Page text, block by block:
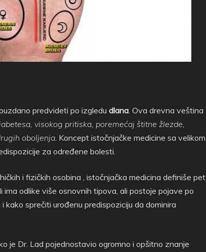
predvideti po izgledu dlana. Ova drevna veština
visokog pritiska, poremećaj štitne žlezde,
oboljenja. Koncept istočnjačke medicine sa velikom
za određene bolesti.
i fizičkih osobina , istočnjačka medicina definiše pet
odlike više osnovnih tipova, ali postoje pojave po
sprečiti urođenu predispoziciju da dominira
je Dr. Lad pojednostavio ogromno i opšitno znanje